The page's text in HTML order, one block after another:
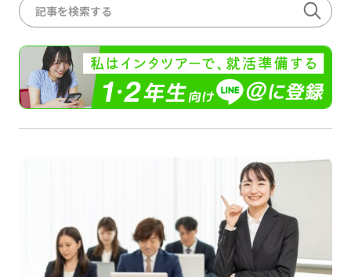
インタツアー活動レポ 全て見る
インタツアーを使ってどうだった？OBOG成功談
社会人インタビュー 全て見る
社会人になった今、就活を振り返ってみた
学生就活ブログ 全て見る
企業・業界研究はインタツアー